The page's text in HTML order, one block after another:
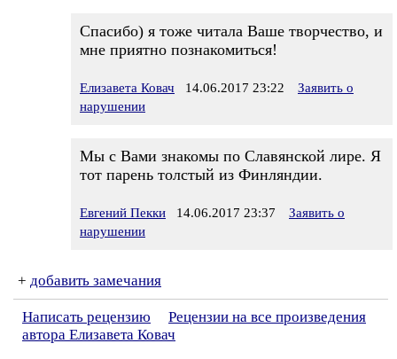
Спасибо) я тоже читала Ваше творчество, и
мне приятно познакомиться!
Елизавета Ковач 14.06.2017 23:22
Заявить о
нарушении
Мы с Вами знакомы по Славянской лире. Я
тот парень толстый из Финляндии.
Евгений Пекки 14.06.2017 23:37
Заявить о
нарушении
+ добавить замечания
Написать рецензию
Рецензии на все произведения
автора Елизавета Ковач